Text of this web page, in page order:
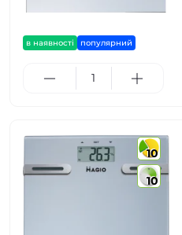
в наявності популярний
10
10